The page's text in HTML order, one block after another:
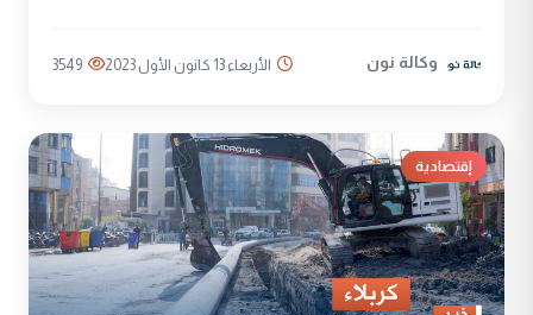
وكالة نون الأربعاء 13 كانون الأول 2023 3549
إقتصادية